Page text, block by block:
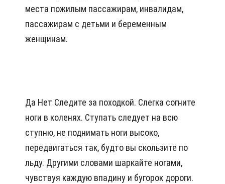
места пожилым пассажирам, инвалидам,
пассажирам с детьми и беременным
женщинам.
Да Нет Следите за походкой. Слегка согните
ноги в коленях. Ступать следует на всю
ступню, не поднимать ноги высоко,
передвигаться так, будто вы скользите по
льду. Другими словами шаркайте ногами,
чувствуя каждую впадину и бугорок дороги.